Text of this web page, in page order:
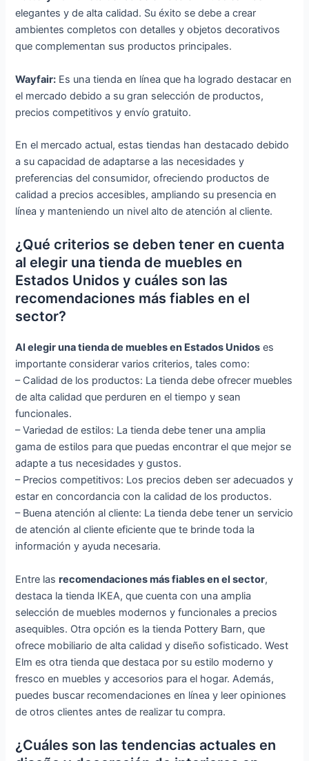
elegantes y de alta calidad. Su éxito se debe a crear
ambientes completos con detalles y objetos decorativos
que complementan sus productos principales.
Wayfair: Es una tienda en línea que ha logrado destacar en
el mercado debido a su gran selección de productos,
precios competitivos y envío gratuito.
En el mercado actual, estas tiendas han destacado debido
a su capacidad de adaptarse a las necesidades y
preferencias del consumidor, ofreciendo productos de
calidad a precios accesibles, ampliando su presencia en
línea y manteniendo un nivel alto de atención al cliente.
¿Qué criterios se deben tener en cuenta
al elegir una tienda de muebles en
Estados Unidos y cuáles son las
recomendaciones más fiables en el
sector?
Al elegir una tienda de muebles en Estados Unidos es
importante considerar varios criterios, tales como:
– Calidad de los productos: La tienda debe ofrecer muebles
de alta calidad que perduren en el tiempo y sean
funcionales.
– Variedad de estilos: La tienda debe tener una amplia
gama de estilos para que puedas encontrar el que mejor se
adapte a tus necesidades y gustos.
– Precios competitivos: Los precios deben ser adecuados y
estar en concordancia con la calidad de los productos.
– Buena atención al cliente: La tienda debe tener un servicio
de atención al cliente eficiente que te brinde toda la
información y ayuda necesaria.
Entre lasrecomendaciones más fiables en el sector,
destaca la tienda IKEA, que cuenta con una amplia
selección de muebles modernos y funcionales a precios
asequibles. Otra opción es la tienda Pottery Barn, que
ofrece mobiliario de alta calidad y diseño sofisticado. West
Elm es otra tienda que destaca por su estilo moderno y
fresco en muebles y accesorios para el hogar. Además,
puedes buscar recomendaciones en línea y leer opiniones
de otros clientes antes de realizar tu compra.
¿Cuáles son las tendencias actuales en